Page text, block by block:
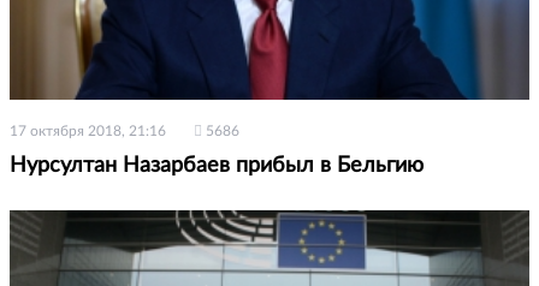
17 октября 2018, 21:16 5686
Нурсултан Назарбаев прибыл в Бельгию